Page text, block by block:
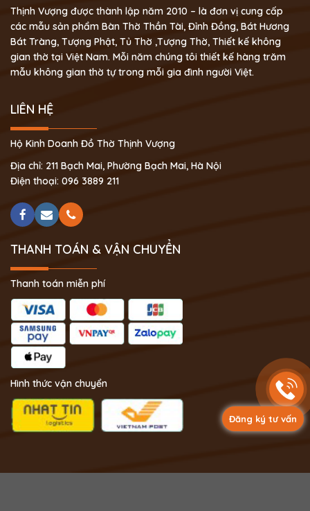
Đăng ký tư vấn
Thịnh Vượng được thành lập năm 2010 – là đơn vị cung cấp
các mẫu sản phẩm Bàn Thờ Thần Tài, Đỉnh Đồng, Bát Hương
Bát Tràng, Tượng Phật, Tủ Thờ ,Tượng Thờ, Thiết kế không
gian thờ tại Việt Nam. Mỗi năm chúng tôi thiết kế hàng trăm
mẫu không gian thờ tự trong mỗi gia đình người Việt.
LIÊN HỆ
Hộ Kinh Doanh Đồ Thờ Thịnh Vượng
Địa chỉ: 211 Bạch Mai, Phường Bạch Mai, Hà Nội
Điện thoại: 096 3889 211
THANH TOÁN & VẬN CHUYỂN
Thanh toán miễn phí
Hình thức vận chuyển